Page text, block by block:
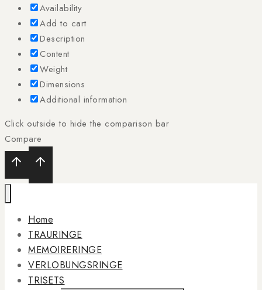
Availability
Add to cart
Description
Content
Weight
Dimensions
Additional information
Click outside to hide the comparison bar
Compare
Home
TRAURINGE
MEMOIRERINGE
VERLOBUNGSRINGE
TRISETS